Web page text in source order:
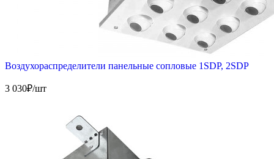
Воздухораспределители панельные сопловые 1SDP, 2SDP
3 030₽/шт